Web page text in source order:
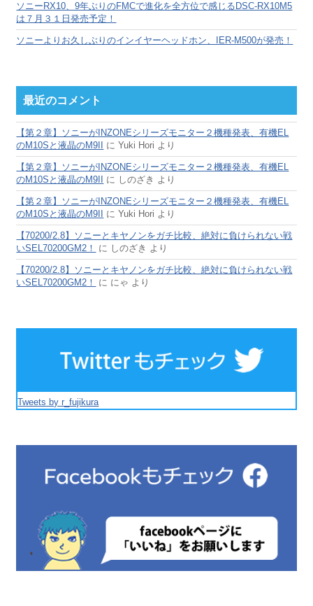
ソニーRX10、9年ぶりのFMCで進化を全方位で感じるDSC-RX10M5
は７月３１日発売予定！
ソニーよりお久しぶりのインイヤーヘッドホン、IER-M500が発売！
最近のコメント
【第２章】ソニーがINZONEシリーズモニター２機種発表、有機EL
のM10Sと液晶のM9II
にYuki Hori より
【第２章】ソニーがINZONEシリーズモニター２機種発表、有機EL
のM10Sと液晶のM9II
に しのざき より
【第２章】ソニーがINZONEシリーズモニター２機種発表、有機EL
のM10Sと液晶のM9II
にYuki Hori より
【70200/2.8】ソニーとキヤノンをガチ比較、絶対に負けられない戦
いSEL70200GM2！
に しのざき より
【70200/2.8】ソニーとキヤノンをガチ比較、絶対に負けられない戦
いSEL70200GM2！
に にゃ より
Tweets by r_fujikura